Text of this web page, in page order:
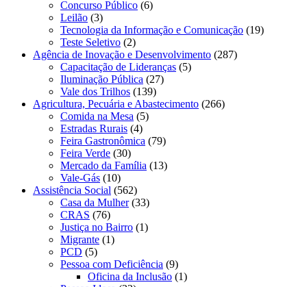
Concurso Público (6)
Leilão (3)
Tecnologia da Informação e Comunicação (19)
Teste Seletivo (2)
Agência de Inovação e Desenvolvimento (287)
Capacitação de Lideranças (5)
Iluminação Pública (27)
Vale dos Trilhos (139)
Agricultura, Pecuária e Abastecimento (266)
Comida na Mesa (5)
Estradas Rurais (4)
Feira Gastronômica (79)
Feira Verde (30)
Mercado da Família (13)
Vale-Gás (10)
Assistência Social (562)
Casa da Mulher(33)
CRAS (76)
Justiça no Bairro (1)
Migrante (1)
PCD (5)
Pessoa com Deficiência (9)
Oficina da Inclusão (1)